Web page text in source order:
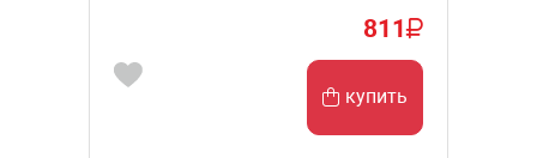
811
купить